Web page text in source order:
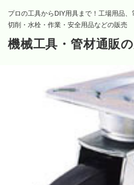
プロの工具からDIY用具まで！工場用品、
切削・水栓・作業・安全用品などの販売
機械工具・管材通販